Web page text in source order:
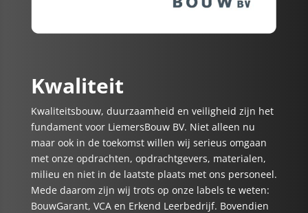
Kwaliteit
Kwaliteitsbouw, duurzaamheid en veiligheid zijn het
fundament voor LiemersBouw BV. Niet alleen nu
maar ook in de toekomst willen wij serieus omgaan
met onze opdrachten, opdrachtgevers, materialen,
milieu en niet in de laatste plaats met ons personeel.
Mede daarom zijn wij trots op onze labels te weten:
BouwGarant, VCA en Erkend Leerbedrijf. Bovendien